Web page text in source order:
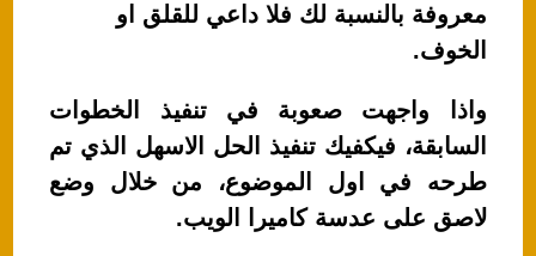
معروفة بالنسبة لك فلا داعي للقلق او
الخوف.
واذا واجهت صعوبة في تنفيذ الخطوات
السابقة، فيكفيك تنفيذ الحل الاسهل الذي تم
طرحه في اول الموضوع، من خلال وضع
لاصق على عدسة كاميرا الويب.